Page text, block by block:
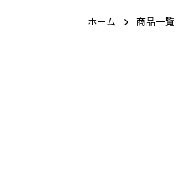
ホーム 商品一覧